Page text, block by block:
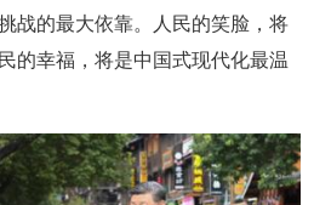
战的最大依靠。人民的笑脸，将
的幸福，将是中国式现代化最温